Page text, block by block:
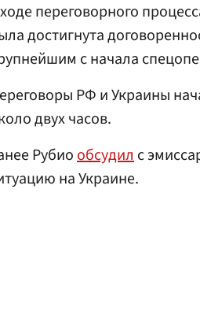
переговорного
достигнута
с начала
РФ и Украины
двух часов.
Рубиообсудилс
на Украине.